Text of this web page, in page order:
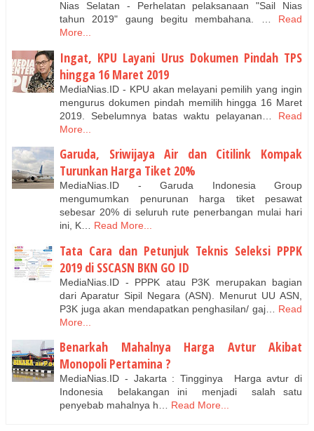
Nias Selatan - Perhelatan pelaksanaan "Sail Nias
tahun 2019" gaung begitu membahana. …
Read
More...
Ingat, KPU Layani Urus Dokumen Pindah TPS
hingga 16 Maret 2019
MediaNias.ID - KPU akan melayani pemilih yang ingin
mengurus dokumen pindah memilih hingga 16 Maret
2019. Sebelumnya batas waktu pelayanan…
Read
More...
Garuda, Sriwijaya Air dan Citilink Kompak
Turunkan Harga Tiket 20%
MediaNias.ID - Garuda Indonesia Group
mengumumkan penurunan harga tiket pesawat
sebesar 20% di seluruh rute penerbangan mulai hari
ini, K… Read More...
Tata Cara dan Petunjuk Teknis Seleksi PPPK
2019 di SSCASN BKN GO ID
MediaNias.ID - PPPK atau P3K merupakan bagian
dari Aparatur Sipil Negara (ASN). Menurut UU ASN,
P3K juga akan mendapatkan penghasilan/ gaj…
Read
More...
Benarkah Mahalnya Harga Avtur Akibat
Monopoli Pertamina ?
MediaNias.ID - Jakarta : Tingginya Harga avtur di
Indonesia belakangan ini menjadi salah satu
penyebab mahalnya h… Read More...